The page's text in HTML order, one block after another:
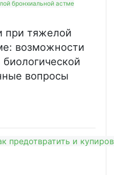
при тяжелой
возможности
вопросы